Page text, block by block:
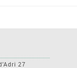
27